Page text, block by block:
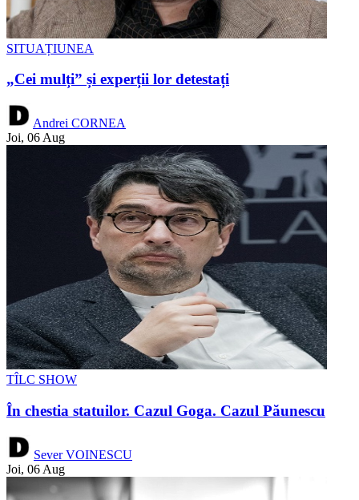
SITUAȚIUNEA
„Cei mulți” și experții lor detestați
Andrei CORNEA
Joi, 06 Aug
TÎLC SHOW
În chestia statuilor. Cazul Goga. Cazul Păunescu
Sever VOINESCU
Joi, 06 Aug